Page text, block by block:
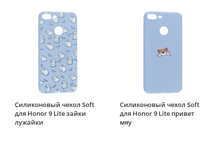
Силиконовый чехол Soft
для Honor 9 Lite зайки
лужайки
Силиконовый чехол Soft
для Honor 9 Lite привет
мяу